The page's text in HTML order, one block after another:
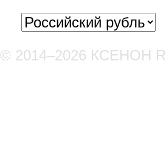
© 2014–2026 КСЕНОН